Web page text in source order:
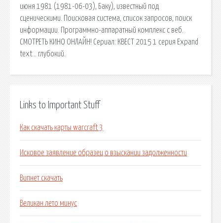
июня 1981 (1981-06-03), Баку), известный под
сценическими. Поисковая сиcтема, список запросов, поиск
информации. Программно-аппаратный комплекс с веб.
СМОТРЕТЬ КИНО ОНЛАЙН! Сериал: КВЕСТ 2015 1 серия Expand
text… глубокий.
Links to Important Stuff
Как скачать карты warcraft 3
Исковое заявление образец о взыскании задолженности
Випнет скачать
Великан лето минус